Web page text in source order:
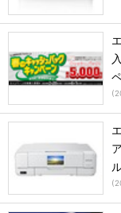
(
(